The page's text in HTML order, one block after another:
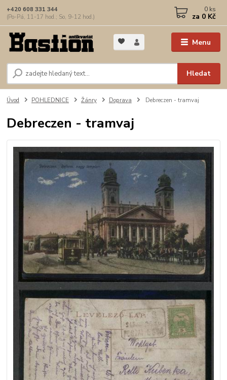
Menu
Hledat
+420 608 331 344
(Po-Pá, 11-17 hod.; So, 9-12 hod.)
0 ks
za 0 Kč
Úvod POHLEDNICE Žánry Doprava Debreczen - tramvaj
Debreczen - tramvaj